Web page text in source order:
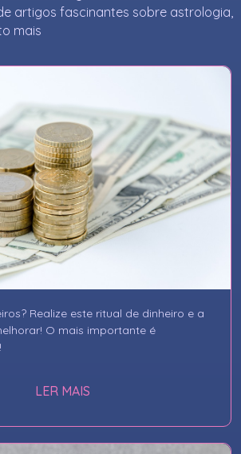
artigos fascinantes sobre astrologia,
mais
Realize este ritual de dinheiro e a
O mais importante é
LER MAIS